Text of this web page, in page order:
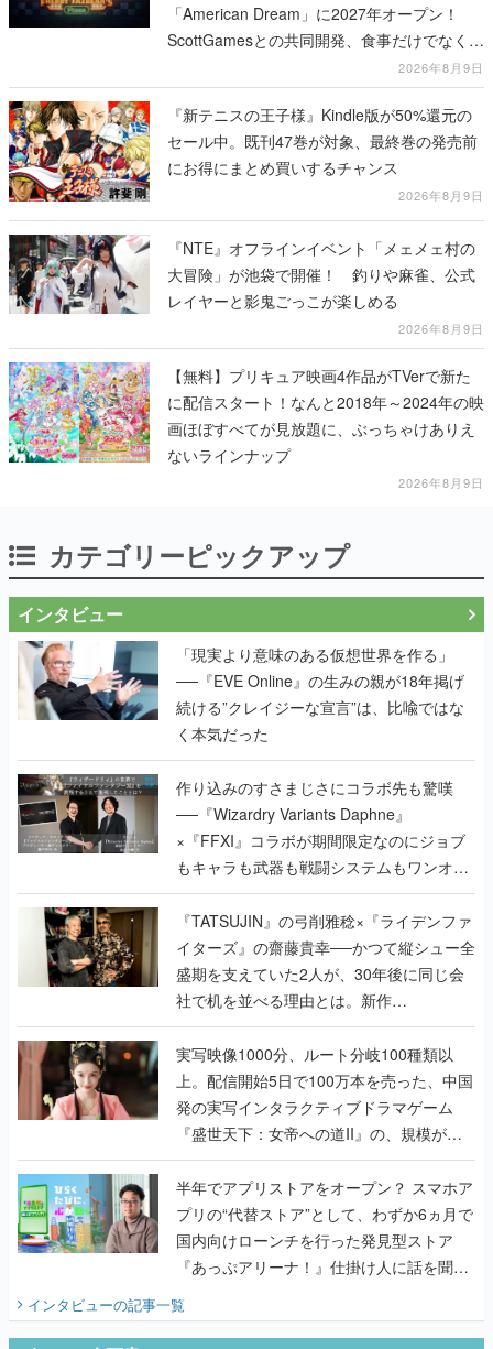
「American Dream」に2027年オープン！
ScottGamesとの共同開発、食事だけでなくス
テージショーや没入型のホラー体験も楽しめ
る
2026年8月9日
『新テニスの王子様』Kindle版が50%還元の
セール中。既刊47巻が対象、最終巻の発売前
にお得にまとめ買いするチャンス
2026年8月9日
『NTE』オフラインイベント「メェメェ村の
大冒険」が池袋で開催！ 釣りや麻雀、公式
レイヤーと影鬼ごっこが楽しめる
2026年8月9日
【無料】プリキュア映画4作品がTVerで新た
に配信スタート！なんと2018年～2024年の映
画ほぼすべてが見放題に、ぶっちゃけありえ
ないラインナップ
2026年8月9日
カテゴリーピックアップ
インタビュー
「現実より意味のある仮想世界を作る」
──『EVE Online』の生みの親が18年掲げ
続ける”クレイジーな宣言”は、比喩ではな
く本気だった
作り込みのすさまじさにコラボ先も驚嘆
──『Wizardry Variants Daphne』
×『FFXI』コラボが期間限定なのにジョブ
もキャラも武器も戦闘システムもワンオフ
で作り込まれた理由を両ディレクターに聞
く
『TATSUJIN』の弓削雅稔×『ライデンファ
イターズ』の齋藤貴幸──かつて縦シュー全
盛期を支えていた2人が、30年後に同じ会
社で机を並べる理由とは。新作
『TATSUJIN EXTREME』で初タッグを組
んだレジェンド2人に訊く開発秘話
実写映像1000分、ルート分岐100種類以
上。配信開始5日で100万本を売った、中国
発の実写インタラクティブドラマゲーム
『盛世天下：女帝への道II』の、規模が違
うこだわりをプロデューサーに聞いた
半年でアプリストアをオープン？ スマホア
プリの“代替ストア”として、わずか6ヵ月で
国内向けローンチを行った発見型ストア
『あっぷアリーナ！』仕掛け人に話を聞い
てみた
インタビューの記事一覧